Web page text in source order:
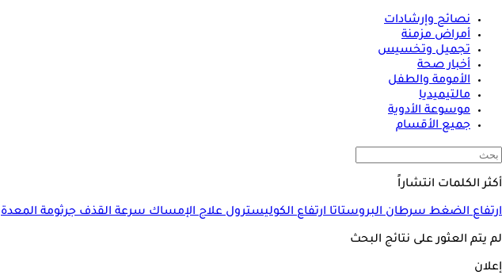
نصائح وإرشادات
أمراض مزمنة
تجميل وتخسيس
أخبار صحة
الأمومة والطفل
مالتيميديا
موسوعة الأدوية
جميع الأقسام
أكثر الكلمات انتشاراً
ارتفاع الضغطسرطان البروستاتاارتفاع الكوليسترولعلاج الإمساكسرعة القذفجرثومة المعدة
لم يتم العثور على نتائج البحث
إعلان